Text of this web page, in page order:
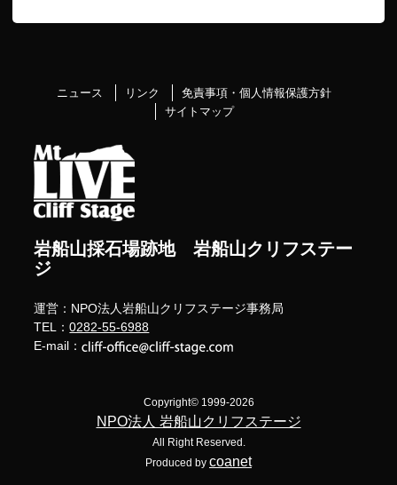
ニュース リンク
免責事項・個人情報保護方針
サイトマップ
岩船山採石場跡地 岩船山クリフステー
ジ
運営：NPO法人岩船山クリフステージ事務局
TEL：0282-55-6988
E-mail：
Copyright© 1999-2026
NPO法人 岩船山クリフステージ
All Right Reserved.
Produced by coanet